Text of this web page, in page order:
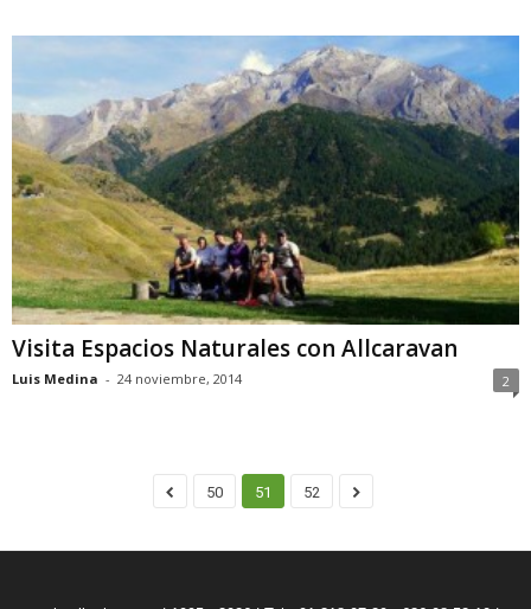
Visita Espacios Naturales con Allcaravan
Luis Medina - 24 noviembre, 2014 2
50 51 52